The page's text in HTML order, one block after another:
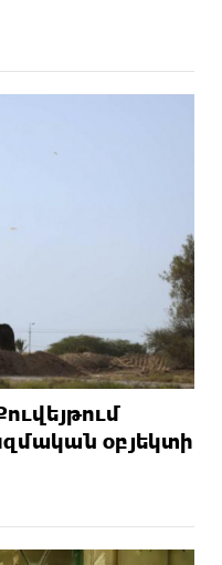
օբյեկտի